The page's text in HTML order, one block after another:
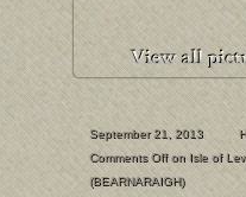
September 21, 2013
Comments Offon Isle of
(BEARNARAIGH)